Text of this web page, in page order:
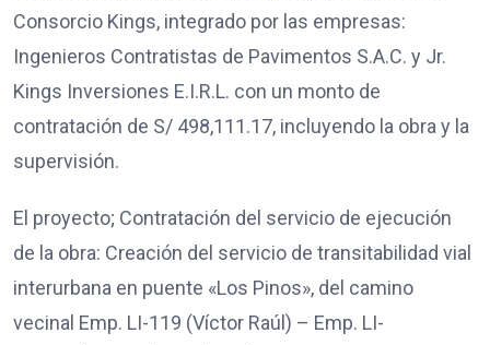
Consorcio Kings, integrado por las empresas:
Ingenieros Contratistas de Pavimentos S.A.C. y Jr.
Kings Inversiones E.I.R.L. con un monto de
contratación de S/ 498,111.17, incluyendo la obra y la
supervisión.
El proyecto; Contratación del servicio de ejecución
de la obra: Creación del servicio de transitabilidad vial
interurbana en puente «Los Pinos», del camino
vecinal Emp. LI-119 (Víctor Raúl) – Emp. LI-